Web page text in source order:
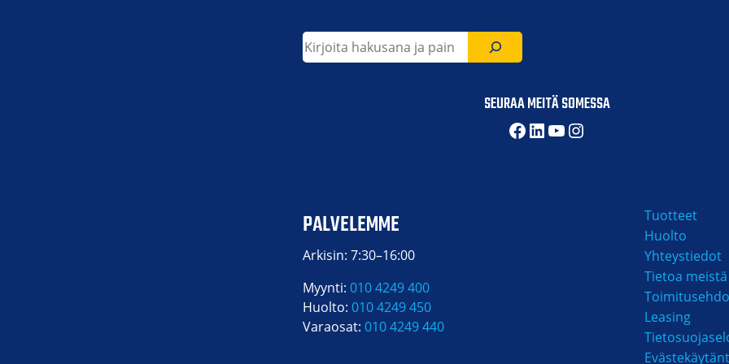
SEURAA MEITÄ SOMESSA
Facebook
LinkedIn
YouTube
Instagram
PALVELEMME
Arkisin: 7:30–16:00
Myynti: 010 4249 400
Huolto: 010 4249 450
Varaosat: 010 4249 440
Tuotteet
Huolto
Yhteystiedot
Tietoa meistä
Leasing